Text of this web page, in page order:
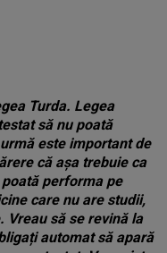
Turda. Legea
să nu poată
este important de
că așa trebuie ca
performa pe
care nu are studii,
Vreau să se revină la
automat să apară